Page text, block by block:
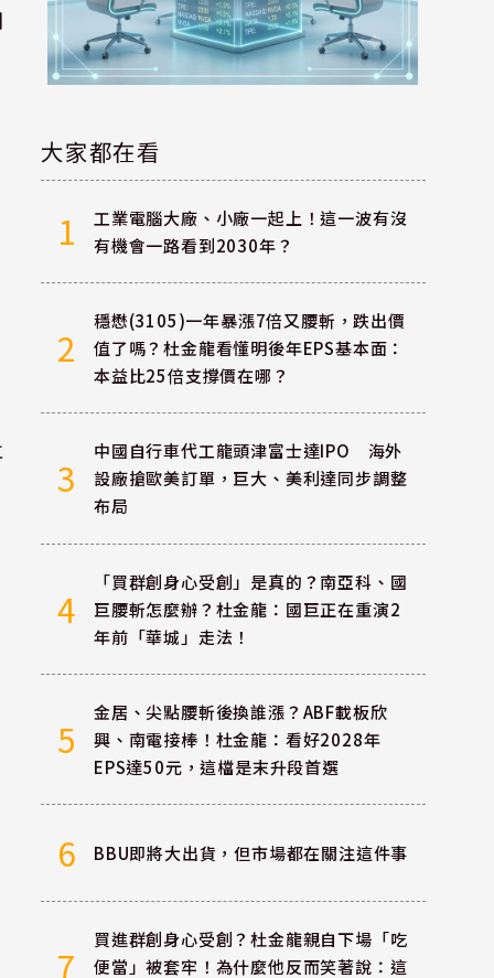
大家都在看
1
工業電腦大廠、小廠一起上！這一波有沒
有機會一路看到2030年？
2
穩懋(3105)一年暴漲7倍又腰斬，跌出價
值了嗎？杜金龍看懂明後年EPS基本面：
本益比25倍支撐價在哪？
3
中國自行車代工龍頭津富士達IPO 海外
設廠搶歐美訂單，巨大、美利達同步調整
布局
4
「買群創身心受創」是真的？南亞科、國
巨腰斬怎麼辦？杜金龍：國巨正在重演2
年前「華城」走法！
5
金居、尖點腰斬後換誰漲？ABF載板欣
興、南電接棒！杜金龍：看好2028年
EPS達50元，這檔是末升段首選
6 BBU即將大出貨，但市場都在關注這件事
7
買進群創身心受創？杜金龍親自下場「吃
便當」被套牢！為什麼他反而笑著說：這